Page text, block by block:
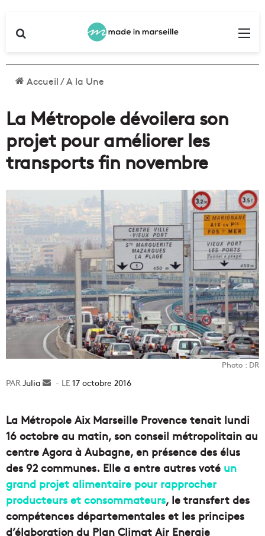
Accueil/A la Une
La Métropole dévoilera son
projet pour améliorer les
transports fin novembre
Photo : DR
Julia
Envoyer17 octobre 2016
La Métropole Aix Marseille Provence tenait lundi
16 octobre au matin, son conseil métropolitain au
centre Agora à Aubagne, en présence des élus
des 92 communes. Elle a entre autres voté un
grand projet alimentaire pour rapprocher
producteurs et consommateurs, le transfert des
compétences départementales et les principes
d’élaboration du Plan Climat Air Energie